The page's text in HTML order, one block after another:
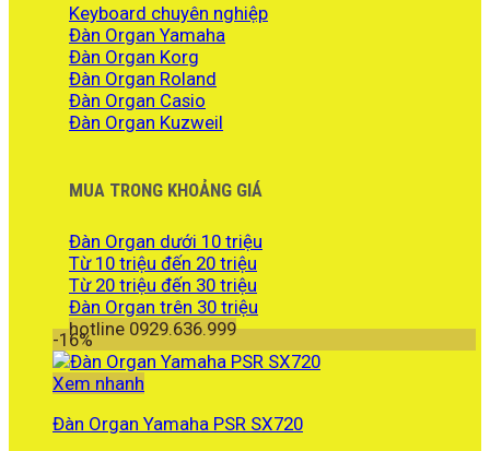
Keyboard chuyên nghiệp
Đàn Organ Yamaha
Đàn Organ Korg
Đàn Organ Roland
Đàn Organ Casio
Đàn Organ Kuzweil
MUA TRONG KHOẢNG GIÁ
Đàn Organ dưới 10 triệu
Từ 10 triệu đến 20 triệu
Từ 20 triệu đến 30 triệu
Đàn Organ trên 30 triệu
hotline 0929.636.999
-16%
Xem nhanh
Đàn Organ Yamaha PSR SX720